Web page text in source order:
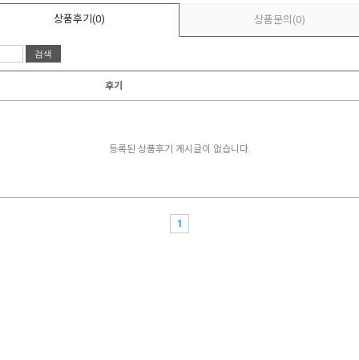
상품후기 (0) 상품문의 (0)